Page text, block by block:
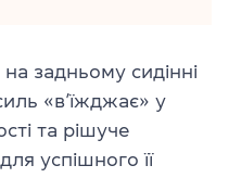
задньому сидінні
«в’їжджає» у
та рішуче
успішного її